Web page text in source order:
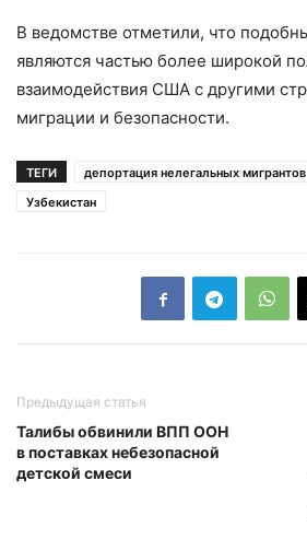
В ведомстве отметили, что
являются частью более широкой
взаимодействия США с другими
миграции и безопасности.
ТЕГИ депортация нелегальных мигрантов
Узбекистан
Предыдущая статья
Талибы обвинили ВПП ООН
в поставках небезопасной
детской смеси